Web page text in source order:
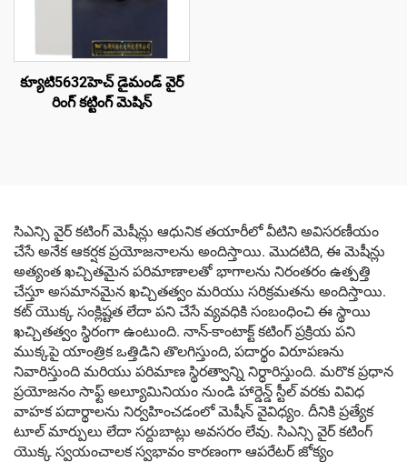
క్యూటి5632హెచ్ డైమండ్ వైర్
రింగ్ కట్టింగ్ మెషిన్
సిఎన్సి వైర్ కటింగ్ మెషీన్లు ఆధునిక తయారీలో వీటిని అవిసరణీయం
చేసే అనేక ఆకర్షక ప్రయోజనాలను అందిస్తాయి. మొదటిది, ఈ మెషీన్లు
అత్యంత ఖచ్చితమైన పరిమాణాలతో భాగాలను నిరంతరం ఉత్పత్తి
చేస్తూ అసమానమైన ఖచ్చితత్వం మరియు సరిక్రమతను అందిస్తాయి.
కట్ యొక్క సంక్లిష్టత లేదా పని చేసే వ్యవధికి సంబంధించి ఈ స్థాయి
ఖచ్చితత్వం స్థిరంగా ఉంటుంది. నాన్-కాంటాక్ట్ కటింగ్ ప్రక్రియ పని
ముక్కపై యాంత్రిక ఒత్తిడిని తొలగిస్తుంది, పదార్థం విరూపణను
నివారిస్తుంది మరియు పరిమాణ స్థిరత్వాన్ని నిర్ధారిస్తుంది. మరొక ప్రధాన
ప్రయోజనం సాఫ్ట్ అల్యూమినియం నుండి హార్డెన్డ్ స్టీల్ వరకు వివిధ
వాహక పదార్థాలను నిర్వహించడంలో మెషీన్ వైవిధ్యం. దీనికి ప్రత్యేక
టూల్ మార్పులు లేదా సర్దుబాట్లు అవసరం లేవు. సిఎన్సి వైర్ కటింగ్
యొక్క స్వయంచాలక స్వభావం కారణంగా ఆపరేటర్ జోక్యం